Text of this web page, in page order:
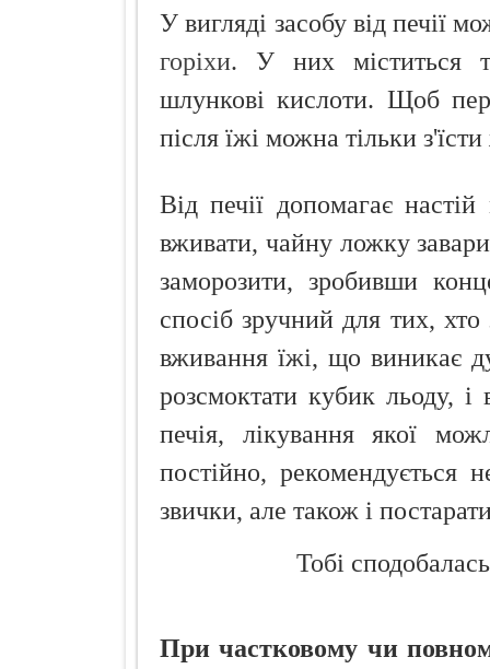
У вигляді засобу від печії
горіхи. У них міститься
шлункові кислоти. Щоб
після їжі можна тільки
Від печії допомагає
вживати, чайну ложку
заморозити, зробивши
спосіб зручний для тих,
вживання їжі, що виникає
розсмоктати кубик льоду,
печія, лікування якої
постійно, рекомендується
звички, але також і
Тобі
При частковому чи